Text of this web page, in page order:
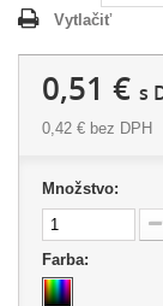
Vytlačiť
0,51 € s
0,42 € bez DPH
Množstvo:
Farba: